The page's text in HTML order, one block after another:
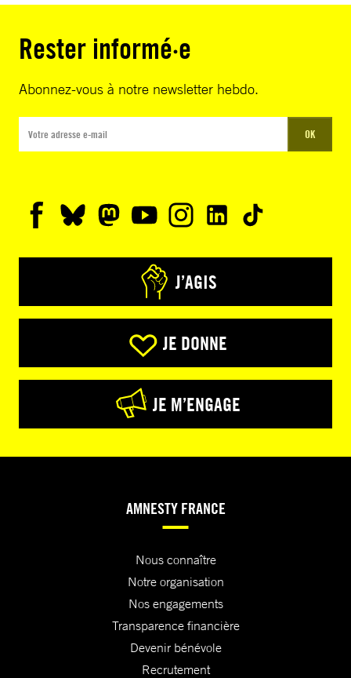
Rester informé·e
Abonnez-vous à notre newsletter hebdo.
OK
J’AGIS
JE DONNE
JE M’ENGAGE
AMNESTY FRANCE
Nous connaître
Notre organisation
Nos engagements
Transparence financière
Devenir bénévole
Recrutement